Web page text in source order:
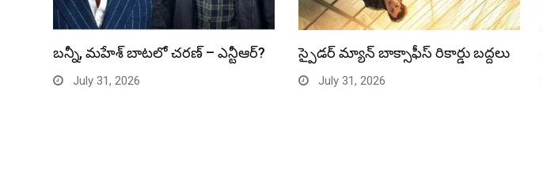
బన్నీ, మహేశ్ బాటలో చరణ్ – ఎన్టీఆర్?
July 31, 2026
స్పైడర్ మ్యాన్ బాక్సాఫీస్ రికార్డు బద్దలు
July 31, 2026